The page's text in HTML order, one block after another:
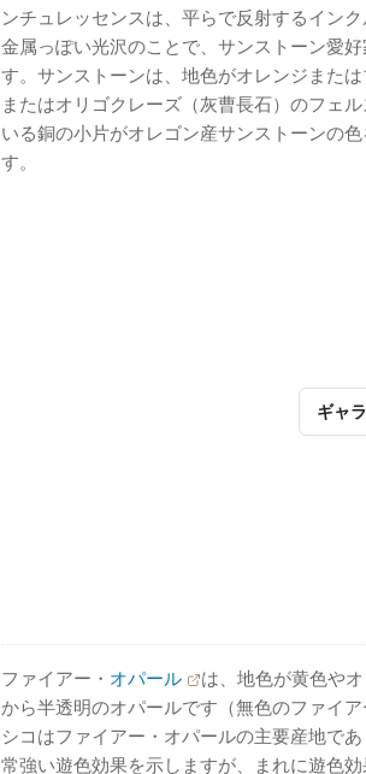
ンチュレッセンスは、平らで反射するイン
金属っぽい光沢のことで、サンストーン愛
す。サンストーンは、地色がオレンジまた
またはオリゴクレーズ（灰曹長石）のフェ
いる銅の小片がオレゴン産サンストーンの
す。
ギャ
ファイアー・ オパール
は、地色が黄色や
から半透明のオパールです（無色のファイ
シコはファイアー・オパールの主要産地で
常強い遊色効果を示しますが、まれに遊色